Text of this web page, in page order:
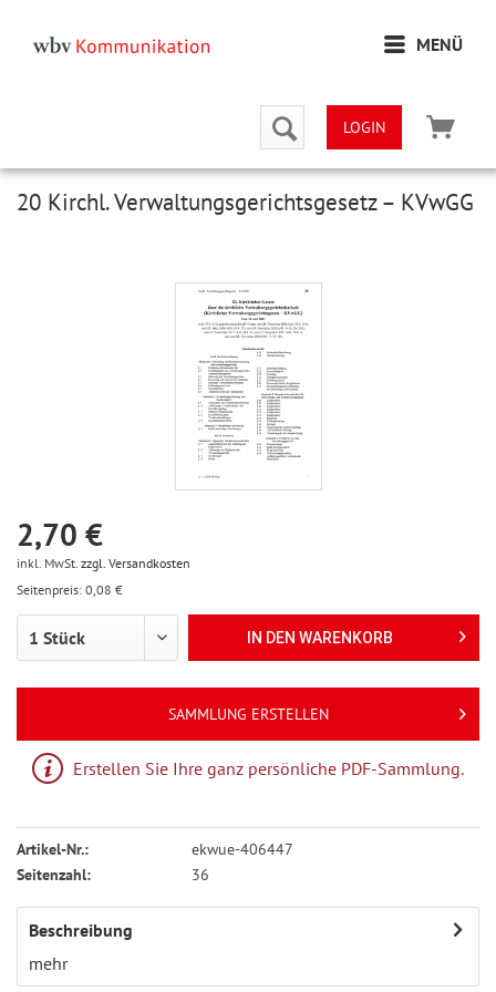
MENÜ
LOGIN
20 Kirchl. Verwaltungsgerichtsgesetz – KVwGG
2,70 €
inkl. MwSt. zzgl. Versandkosten
Seitenpreis: 0,08 €
IN DEN WARENKORB
SAMMLUNG ERSTELLEN
Erstellen Sie Ihre ganz persönliche PDF-Sammlung.
Artikel-Nr.:
ekwue-406447
Seitenzahl:
36
Beschreibung
mehr